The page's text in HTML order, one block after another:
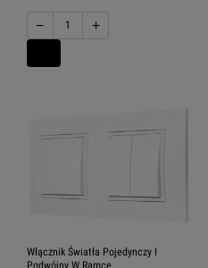
− +
Włącznik Światła Pojedynczy I
Podwójny W Ramce